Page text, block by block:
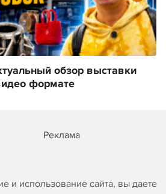
и использование сайта, вы даете
обзор выставки
формате
Реклама